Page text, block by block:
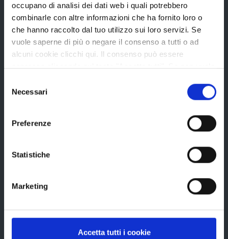
occupano di analisi dei dati web i quali potrebbero
combinarle con altre informazioni che ha fornito loro o
che hanno raccolto dal tuo utilizzo sui loro servizi. Se
vuole saperne di più o negare il consenso a tutti o ad
alcuni cookie clicchi qui. Il consenso può essere
espresso cliccando sul tasto "Accetta tutti". Se non vuole
tasto "Rifiuta".
delNecessari
Preferenze
Statistiche
Marketing
Accetta tutti i cookie
Amministrazione Trasparente
Uffici e orari
Storia della Provincia
Edifici e Parchi
Bandi e avvisi
Bandi di gara
Concorsi e selezioni